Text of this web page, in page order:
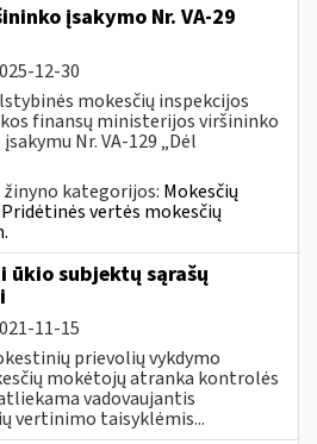
įsakymo Nr. VA-29
12-30
mokesčių inspekcijos
finansų ministerijos viršininko
įsakymu Nr. VA-129 „Dėl
žinyno kategorijos: Mokesčių
vertės mokesčių
subjektų sąrašų
11-15
prievolių vykdymo
mokėtojų atranka kontrolės
vadovaujantis
vertinimo taisyklėmis...